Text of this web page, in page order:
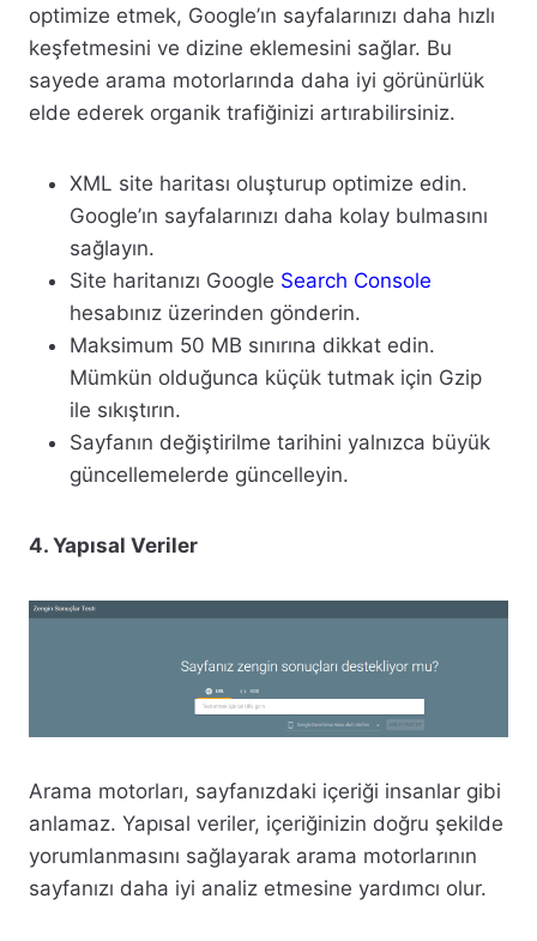
optimize etmek, Google’ın sayfalarınızı daha hızlı
keşfetmesini ve dizine eklemesini sağlar. Bu
sayede arama motorlarında daha iyi görünürlük
elde ederek organik trafiğinizi artırabilirsiniz.
XML site haritası oluşturup optimize edin.
Google’ın sayfalarınızı daha kolay bulmasını
sağlayın.
Site haritanızı Google Search Console
hesabınız üzerinden gönderin.
Maksimum 50 MB sınırına dikkat edin.
Mümkün olduğunca küçük tutmak için Gzip
ile sıkıştırın.
Sayfanın değiştirilme tarihini yalnızca büyük
güncellemelerde güncelleyin.
4. Yapısal Veriler
Arama motorları, sayfanızdaki içeriği insanlar gibi
anlamaz. Yapısal veriler, içeriğinizin doğru şekilde
yorumlanmasını sağlayarak arama motorlarının
sayfanızı daha iyi analiz etmesine yardımcı olur.